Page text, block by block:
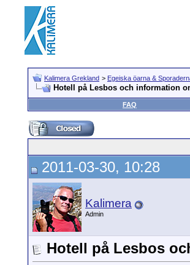
Kalimera Grekland > Egeiska öarna &
Hotell på Lesbos och information
FAQ
2011-03-30, 10:28
Kalimera
Admin
Hotell på Lesbos